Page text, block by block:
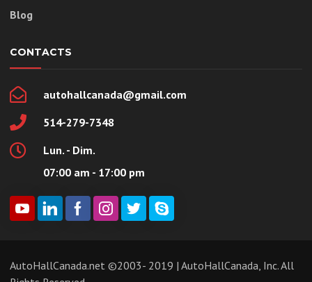
Blog
CONTACTS
autohallcanada@gmail.com
514-279-7348
Lun. - Dim.
07:00 am - 17:00 pm
AutoHallCanada.net ©2003- 2019 | AutoHallCanada, Inc. All